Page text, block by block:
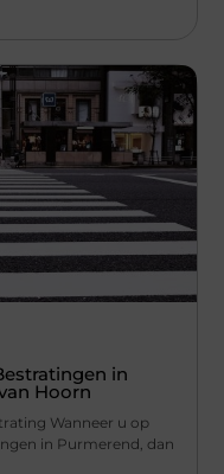
in
Hoorn
Wanneer u op
in Purmerend, dan